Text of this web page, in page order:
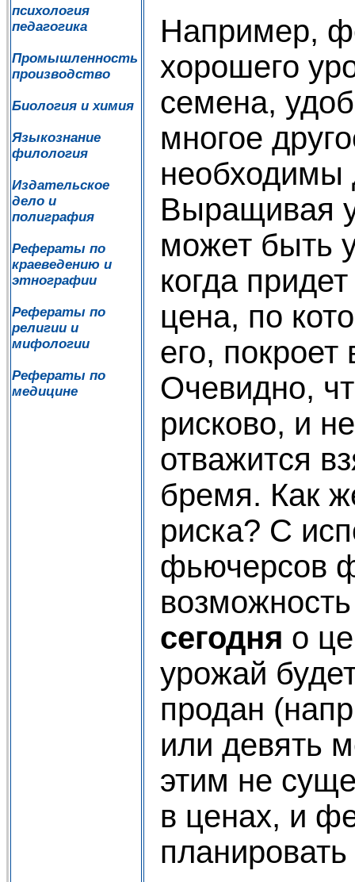
психология
педагогика
Промышленность
производство
Биология и химия
Языкознание
филология
Издательское
дело и
полиграфия
Рефераты по
краеведению и
этнографии
Рефераты по
религии и
мифологии
Рефераты по
медицине
Например,
хорошего
семена,
многое
необходимы
Выращивая
может быть
когда
цена, по
его, покроет
Очевидно,
рисково, и
отважится
бремя. Как
риска? С
фьючерсов
сегодня о
урожай
продан
или девять
этим не
в ценах, и